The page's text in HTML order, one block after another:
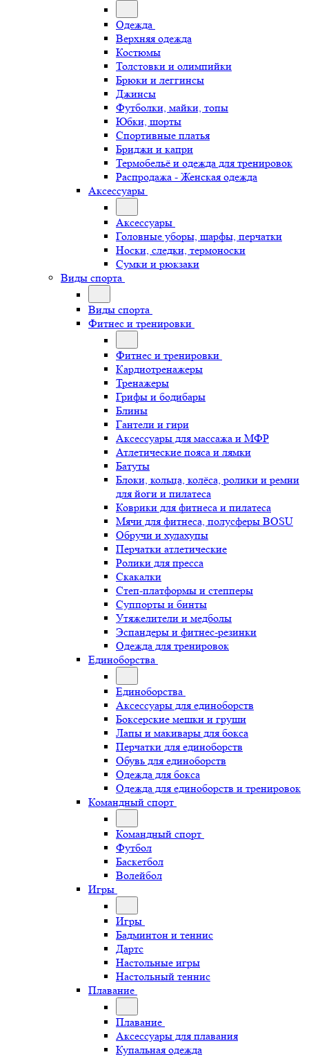
Одежда
Верхняя одежда
Костюмы
Толстовки и олимпийки
Брюки и леггинсы
Джинсы
Футболки, майки, топы
Юбки, шорты
Спортивные платья
Бриджи и капри
Термобельё и одежда для тренировок
Распродажа - Женская одежда
Аксессуары
Аксессуары
Головные уборы, шарфы, перчатки
Носки, следки, термоноски
Сумки и рюкзаки
Виды спорта
Виды спорта
Фитнес и тренировки
Фитнес и тренировки
Кардиотренажеры
Тренажеры
Грифы и бодибары
Блины
Гантели и гири
Аксессуары для массажа и МФР
Атлетические пояса и лямки
Батуты
Блоки, кольца, колёса, ролики и ремни
для йоги и пилатеса
Коврики для фитнеса и пилатеса
Мячи для фитнеса, полусферы BOSU
Обручи и хулахупы
Перчатки атлетические
Ролики для пресса
Скакалки
Степ-платформы и степперы
Суппорты и бинты
Утяжелители и медболы
Эспандеры и фитнес-резинки
Одежда для тренировок
Единоборства
Единоборства
Аксессуары для единоборств
Боксерские мешки и груши
Лапы и макивары для бокса
Перчатки для единоборств
Обувь для единоборств
Одежда для бокса
Одежда для единоборств и тренировок
Командный спорт
Командный спорт
Футбол
Баскетбол
Волейбол
Игры
Игры
Бадминтон и теннис
Дартс
Настольные игры
Настольный теннис
Плавание
Плавание
Аксессуары для плавания
Купальная одежда